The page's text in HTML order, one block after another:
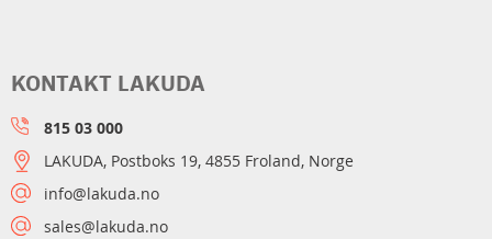
KONTAKT LAKUDA
815 03 000
LAKUDA, Postboks 19, 4855 Froland, Norge
info@lakuda.no
sales@lakuda.no